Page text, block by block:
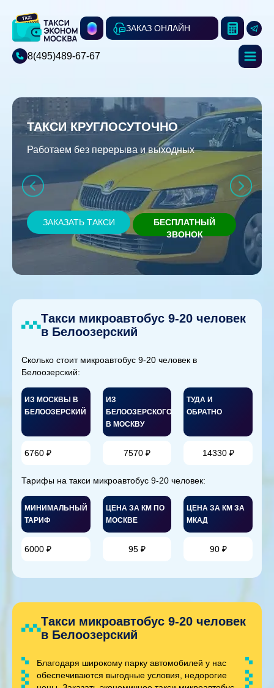
ЗАКАЗ ОНЛАЙН
8(495)489-67-67
ТАКСИ КРУГЛОСУТОЧНО
Работаем без перерыва и выходных
ЗАКАЗАТЬ ТАКСИ
БЕСПЛАТНЫЙ
ЗВОНОК
Такси микроавтобус 9-20 человек
в Белоозерский
Сколько стоит микроавтобус 9-20 человек в
Белоозерский:
ИЗ МОСКВЫ В
БЕЛООЗЕРСКИЙ
ИЗ
БЕЛООЗЕРСКОГО
В МОСКВУ
ТУДА И
ОБРАТНО
6760 ₽ 7570 ₽ 14330 ₽
Тарифы на такси микроавтобус 9-20 человек:
МИНИМАЛЬНЫЙ
ТАРИФ
ЦЕНА ЗА КМ ПО
МОСКВЕ
ЦЕНА ЗА КМ ЗА
МКАД
6000 ₽ 95 ₽ 90 ₽
Такси микроавтобус 9-20 человек
в Белоозерский
Благодаря широкому парку автомобилей у нас
обеспечиваются выгодные условия, недорогие